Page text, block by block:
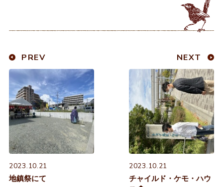
PREV
2023.10.21
地鎮祭にて
NEXT
2023.10.21
チャイルド・ケモ・ハウ